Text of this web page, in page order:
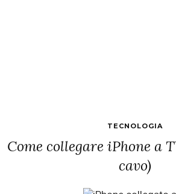
TECNOLOGIA
Come collegare iPhone a
cavo)